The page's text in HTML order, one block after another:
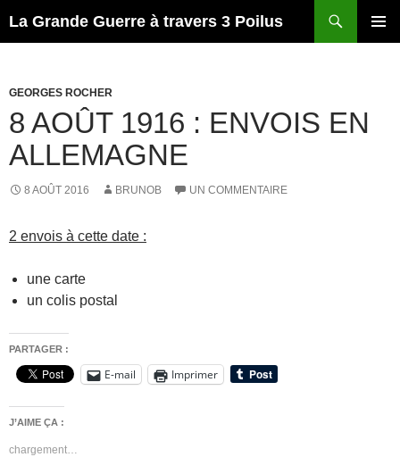
La Grande Guerre à travers 3 Poilus
GEORGES ROCHER
8 AOÛT 1916 : ENVOIS EN
ALLEMAGNE
8 AOÛT 2016 BRUNOB UN COMMENTAIRE
2 envois à cette date :
une carte
un colis postal
PARTAGER :
E-mail Imprimer
J’AIME ÇA :
chargement…